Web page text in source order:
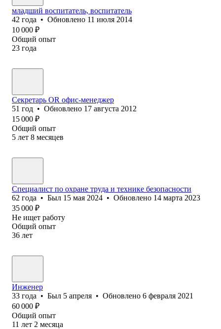
младший воспитатель, воспитатель
42 года • Обновлено 11 июля 2014
10 000 ₽
Общий опыт
23 года
Секретарь OR офис-менеджер
51 год • Обновлено 17 августа 2012
15 000 ₽
Общий опыт
5 лет 8 месяцев
Специалист по охране труда и технике безопасности
62 года • Был 15 мая 2024 • Обновлено 14 марта 2023
35 000 ₽
Не ищет работу
Общий опыт
36 лет
Инженер
33 года • Был 5 апреля • Обновлено 6 февраля 2021
60 000 ₽
Общий опыт
11 лет 2 месяца